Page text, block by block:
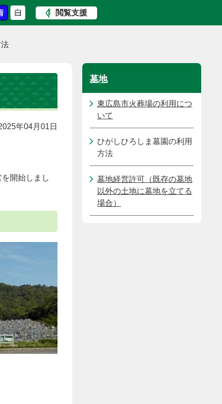
閲覧支援
年04月01日
開始しまし
墓地
東広島市火葬場の利用につ
いて
ひがしひろしま墓園の利用
方法
墓地経営許可（既存の墓地
以外の土地に墓地を立てる
場合）